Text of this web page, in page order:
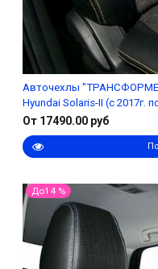
Авточехлы
Hyundai Solaris-II (с 2017г.
От 17490.00 руб
До14 %